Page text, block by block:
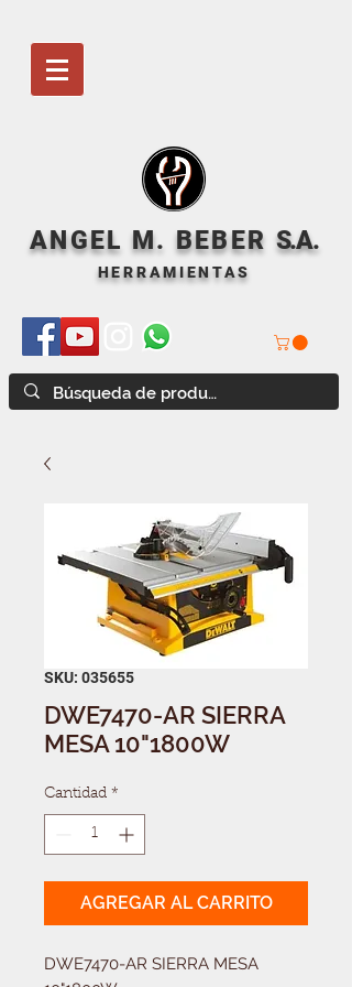
ANGEL M. BEBER S.A.
HERRAMIENTAS
SKU: 035655
DWE7470-AR SIERRA
MESA 10"1800W
Cantidad *
AGREGAR AL CARRITO
DWE7470-AR SIERRA MESA